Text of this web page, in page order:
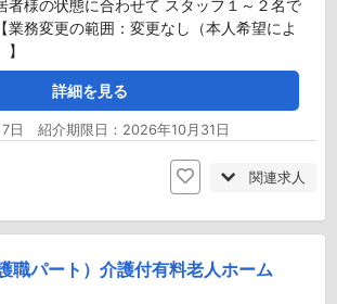
者様の状態に合わせて スタッフ１～２名で
業務変更の範囲：変更なし（本人希望によ
詳細を見る
日 紹介期限日：2026年10月31日
関連求人
職パート）介護付有料老人ホーム